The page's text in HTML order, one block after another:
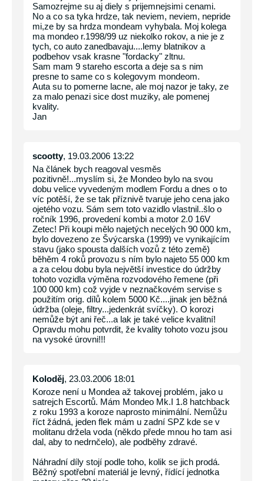
Samozrejme su aj diely s prijemnejsimi cenami.
No a co sa tyka hrdze, tak neviem, neviem, nepride
mi,ze by sa hrdza mondeam vyhybala. Moj kolega
ma mondeo r.1998/99 uz niekolko rokov, a nie je z
tych, co auto zanedbavaju....lemy blatnikov a
podbehov vsak krasne "fordacky" zltnu.
Sam mam 9 stareho escorta a deje sa s nim
presne to same co s kolegovym mondeom.
Auta su to pomerne lacne, ale moj nazor je taky, ze
za malo penazi sice dost muziky, ale pomenej
kvality.
Jan
scootty, 19.03.2006 13:22
Na článek bych reagoval vesměs
pozitivně!...myslím si, že Mondeo bylo na svou
dobu velice vyvedeným modlem Fordu a dnes o to
víc potěší, že se tak příznivě tvaruje jeho cena jako
ojetého vozu. Sám sem toto vazidlo vlastnil..šlo o
ročník 1996, provedení kombi a motor 2.0 16V
Zetec! Při koupi mělo najetých necelých 90 000 km,
bylo dovezeno ze Švýcarska (1999) ve vynikajícím
stavu (jako spousta dalších vozů z této země)
běhěm 4 roků provozu s ním bylo najeto 55 000 km
a za celou dobu byla největší investice do údržby
tohoto vozidla výměna rozvodového řemene (při
100 000 km) což vyjde v neznačkovém servise s
použitím orig. dílů kolem 5000 Kč....jinak jen běžná
údržba (oleje, filtry...jedenkrát svíčky). O korozi
nemůže být ani řeč...a lak je také velice kvalitní!
Opravdu mohu potvrdit, že kvality tohoto vozu jsou
na vysoké úrovni!!!
Koloděj, 23.03.2006 18:01
Koroze není u Mondea až takovej problém, jako u
satrejch Escortů. Mám Mondeo Mk.I 1.8 hatchback
z roku 1993 a koroze naprosto minimální. Nemůžu
říct žádná, jeden flek mám u zadní SPZ kde se v
molitanu držela voda (někdo přede mnou ho tam asi
dal, aby to nedrnčelo), ale podběhy zdravé.
Náhradní díly stojí podle toho, kolik se jich prodá.
Běžný spotřební materiál je levný, řídící jednotka